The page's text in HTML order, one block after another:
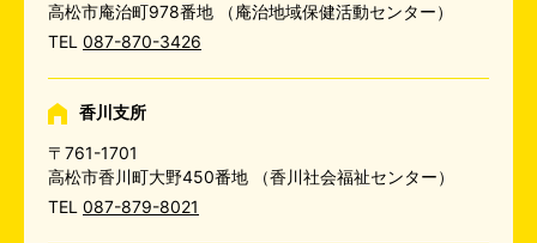
高松市庵治町978番地
（庵治地域保健活動センター）
TEL 087-870-3426
香川支所
〒761-1701
高松市香川町大野450番地
（香川社会福祉センター）
TEL 087-879-8021